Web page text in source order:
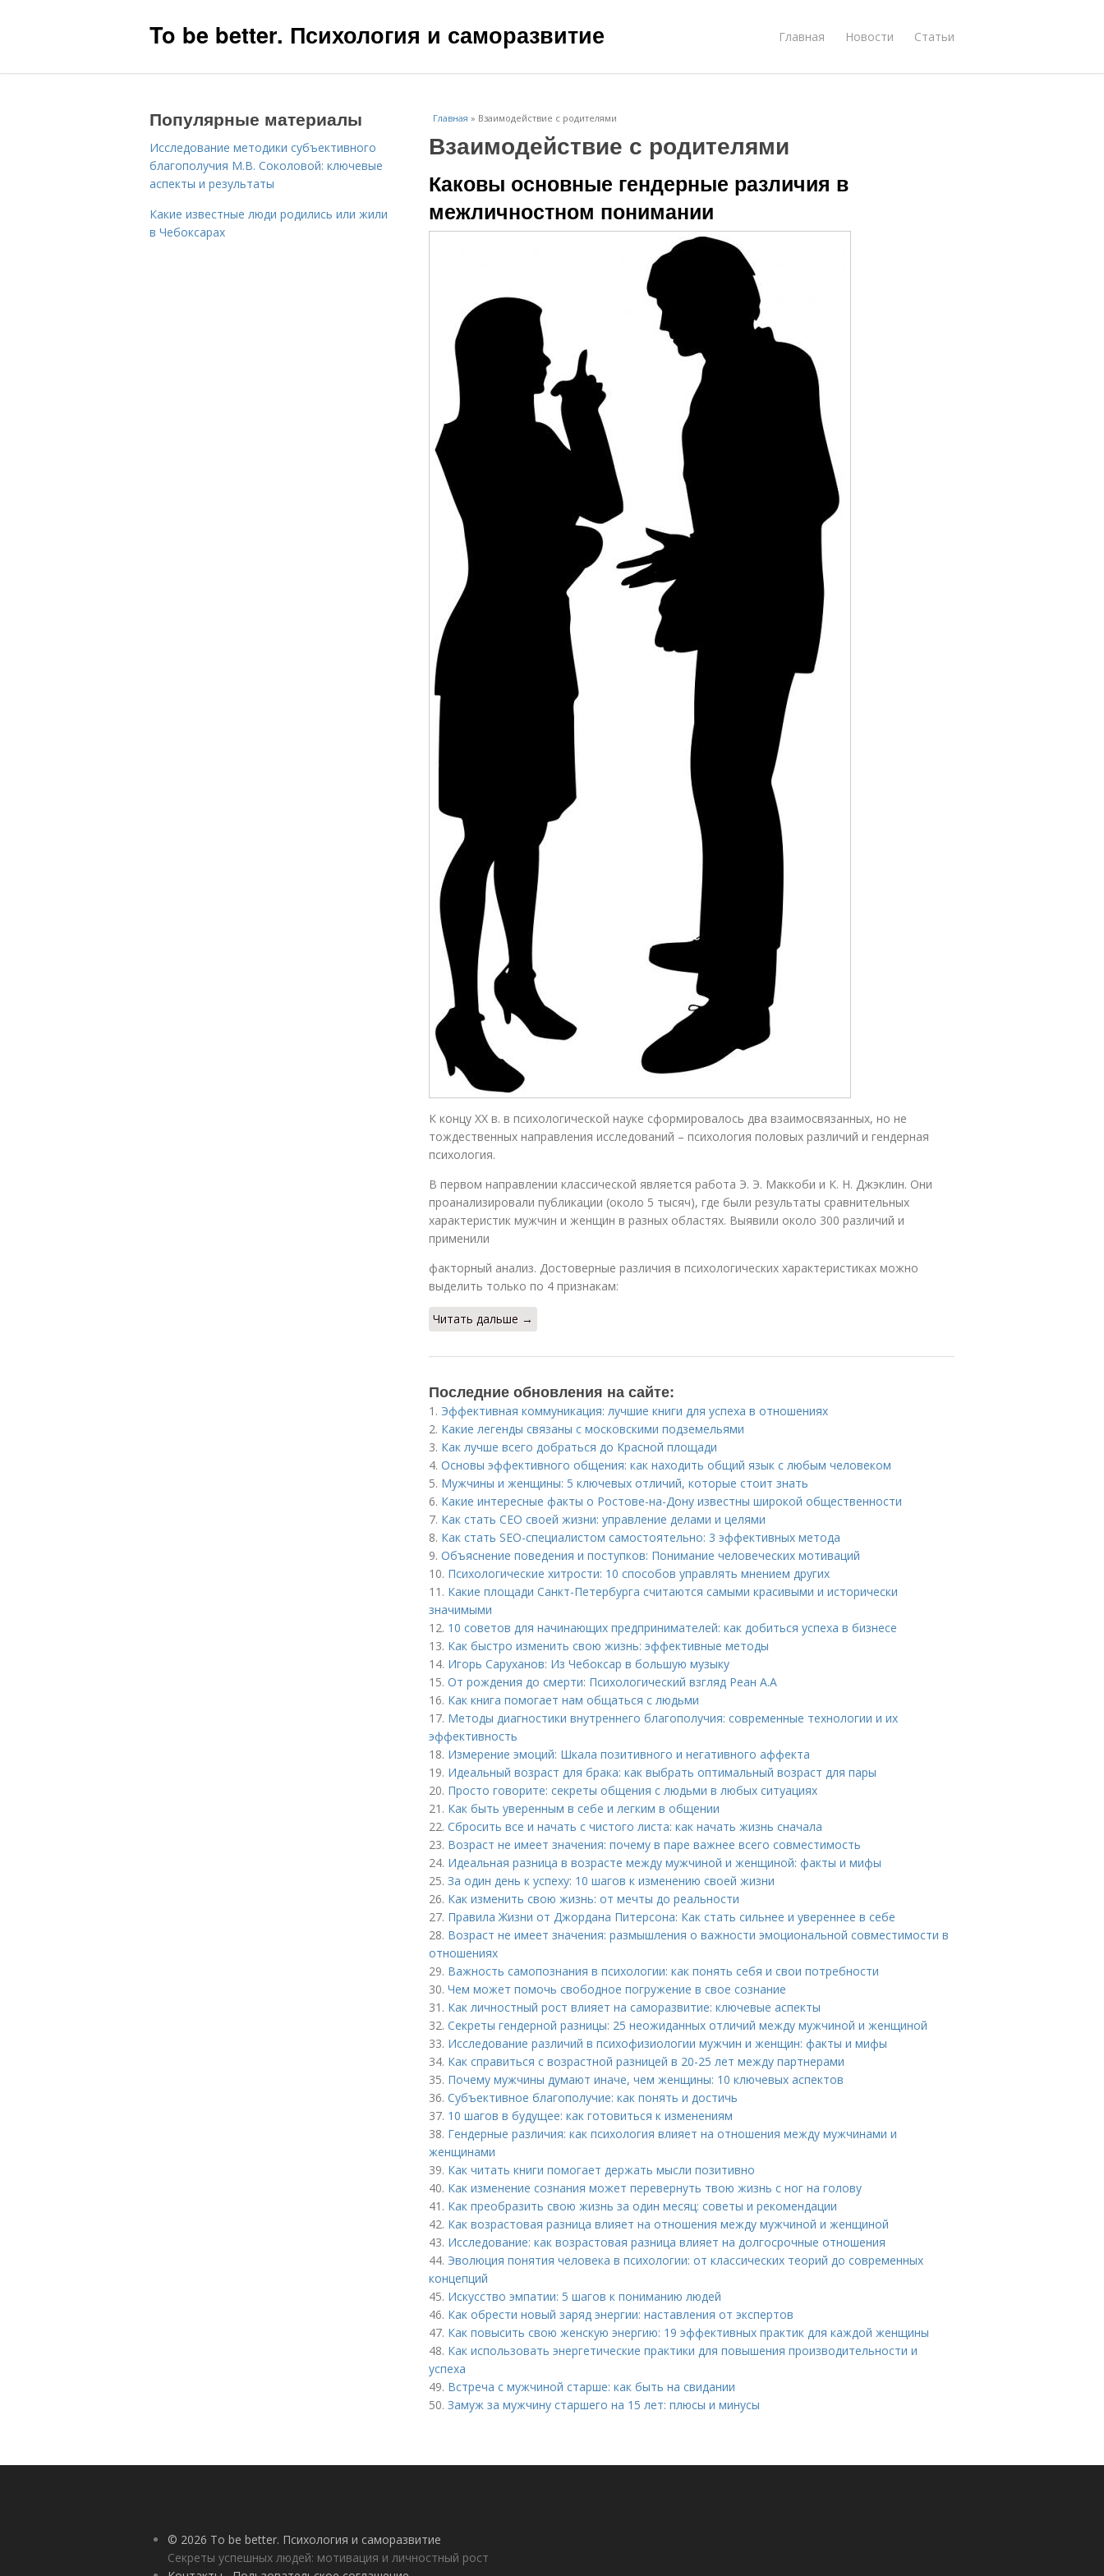
To be better. Психология и саморазвитие Главная Новости Статьи
Главная » Взаимодействие с родителями
Взаимодействие с родителями
Каковы основные гендерные различия в
межличностном понимании
К концу XX в. в психологической науке сформировалось два взаимосвязанных, но не
тождественных направления исследований – психология половых различий и гендерная
психология.
В первом направлении классической является работа Э. Э. Маккоби и К. Н. Джэклин. Они
проанализировали публикации (около 5 тысяч), где были результаты сравнительных
характеристик мужчин и женщин в разных областях. Выявили около 300 различий и
применили
факторный анализ. Достоверные различия в психологических характеристиках можно
выделить только по 4 признакам:
Читать дальше →
Последние обновления на сайте:
1. Эффективная коммуникация: лучшие книги для успеха в отношениях
2. Какие легенды связаны с московскими подземельями
3. Как лучше всего добраться до Красной площади
4. Основы эффективного общения: как находить общий язык с любым человеком
5. Мужчины и женщины: 5 ключевых отличий, которые стоит знать
6. Какие интересные факты о Ростове-на-Дону известны широкой общественности
7. Как стать СЕО своей жизни: управление делами и целями
8. Как стать SEO-специалистом самостоятельно: 3 эффективных метода
9. Объяснение поведения и поступков: Понимание человеческих мотиваций
10. Психологические хитрости: 10 способов управлять мнением других
11. Какие площади Санкт-Петербурга считаются самыми красивыми и исторически
значимыми
12. 10 советов для начинающих предпринимателей: как добиться успеха в бизнесе
13. Как быстро изменить свою жизнь: эффективные методы
14. Игорь Саруханов: Из Чебоксар в большую музыку
15. От рождения до смерти: Психологический взгляд Реан А.А
16. Как книга помогает нам общаться с людьми
17. Методы диагностики внутреннего благополучия: современные технологии и их
эффективность
18. Измерение эмоций: Шкала позитивного и негативного аффекта
19. Идеальный возраст для брака: как выбрать оптимальный возраст для пары
20. Просто говорите: секреты общения с людьми в любых ситуациях
21. Как быть уверенным в себе и легким в общении
22. Сбросить все и начать с чистого листа: как начать жизнь сначала
23. Возраст не имеет значения: почему в паре важнее всего совместимость
24. Идеальная разница в возрасте между мужчиной и женщиной: факты и мифы
25. За один день к успеху: 10 шагов к изменению своей жизни
26. Как изменить свою жизнь: от мечты до реальности
27. Правила Жизни от Джордана Питерсона: Как стать сильнее и увереннее в себе
28. Возраст не имеет значения: размышления о важности эмоциональной совместимости в
отношениях
29. Важность самопознания в психологии: как понять себя и свои потребности
30. Чем может помочь свободное погружение в свое сознание
31. Как личностный рост влияет на саморазвитие: ключевые аспекты
32. Секреты гендерной разницы: 25 неожиданных отличий между мужчиной и женщиной
33. Исследование различий в психофизиологии мужчин и женщин: факты и мифы
34. Как справиться с возрастной разницей в 20-25 лет между партнерами
35. Почему мужчины думают иначе, чем женщины: 10 ключевых аспектов
36. Субъективное благополучие: как понять и достичь
37. 10 шагов в будущее: как готовиться к изменениям
38. Гендерные различия: как психология влияет на отношения между мужчинами и
женщинами
39. Как читать книги помогает держать мысли позитивно
40. Как изменение сознания может перевернуть твою жизнь с ног на голову
41. Как преобразить свою жизнь за один месяц: советы и рекомендации
42. Как возрастовая разница влияет на отношения между мужчиной и женщиной
43. Исследование: как возрастовая разница влияет на долгосрочные отношения
44. Эволюция понятия человека в психологии: от классических теорий до современных
концепций
45. Искусство эмпатии: 5 шагов к пониманию людей
46. Как обрести новый заряд энергии: наставления от экспертов
47. Как повысить свою женскую энергию: 19 эффективных практик для каждой женщины
48. Как использовать энергетические практики для повышения производительности и
успеха
49. Встреча с мужчиной старше: как быть на свидании
50. Замуж за мужчину старшего на 15 лет: плюсы и минусы
Популярные материалы
Исследование методики субъективного
благополучия М.В. Соколовой: ключевые
аспекты и результаты
Какие известные люди родились или жили
в Чебоксарах
© 2026 To be better. Психология и саморазвитие
Секреты успешных людей: мотивация и личностный рост